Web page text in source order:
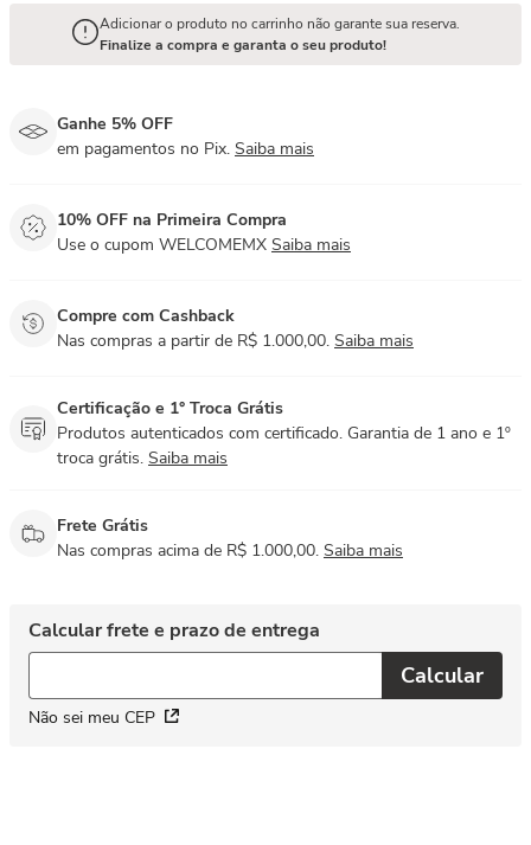
Adicionar o produto no carrinho não garante sua reserva.
Finalize a compra e garanta o seu produto!
Ganhe 5% OFF
em pagamentos no Pix. Saiba mais
10% OFF na Primeira Compra
Use o cupom WELCOMEMX Saiba mais
Compre com Cashback
Nas compras a partir de R$ 1.000,00. Saiba mais
Certificação e 1° Troca Grátis
Produtos autenticados com certificado. Garantia de 1 ano e 1º
troca grátis. Saiba mais
Frete Grátis
Nas compras acima de R$ 1.000,00. Saiba mais
Não sei meu CEP